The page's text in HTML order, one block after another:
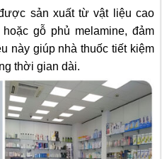
sản xuất từ vật liệu cao
gỗ phủ melamine, đảm
này giúp nhà thuốc tiết kiệm
thời gian dài.